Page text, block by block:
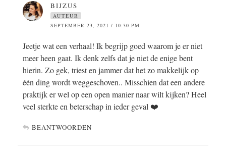
BIJZUS
AUTEUR
SEPTEMBER 23, 2021 / 10:30 PM
Jeetje wat een verhaal! Ik begrijp goed waarom je er niet
meer heen gaat. Ik denk zelfs dat je niet de enige bent
hierin. Zo gek, triest en jammer dat het zo makkelijk op
één ding wordt weggeschoven.. Misschien dat een andere
praktijk er wel op een open manier naar wilt kijken? Heel
veel sterkte en beterschap in ieder geval ❤️
BEANTWOORDEN